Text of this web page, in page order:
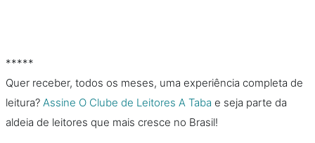
*****
Quer receber, todos os meses, uma experiência completa de
leitura? Assine O Clube de Leitores A Taba e seja parte da
aldeia de leitores que mais cresce no Brasil!